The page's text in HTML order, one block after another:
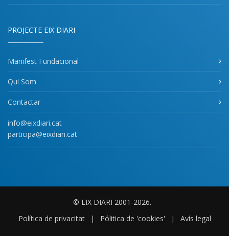
PROJECTE EIX DIARI
Manifest Fundacional
Qui Som
Contactar
info@eixdiari.cat
participa@eixdiari.cat
© EIX DIARI 2001-2026.
Política de privacitat
| Pólitica de 'cookies' | Avís legal